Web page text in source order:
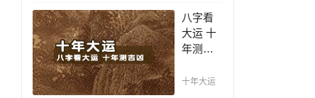
最有财
官之
命，十
之八九
或富
八字看
大运 十
年测吉
年一运
十年大运